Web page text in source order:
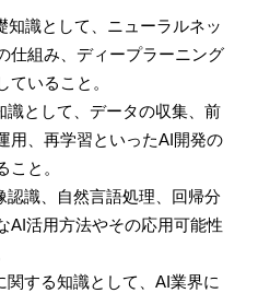
知識として、ニューラルネッ
仕組み、ディープラーニング
いること。
識として、データの収集、前
用、再学習といったAI開発の
と。
認識、自然言語処理、回帰分
AI活用方法やその応用可能性
する知識として、 AI業界に